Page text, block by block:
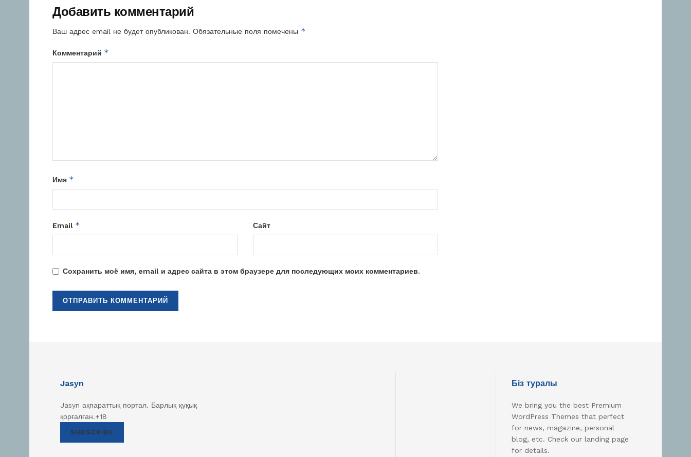
Добавить комментарий
Ваш адрес email не будет опубликован. Обязательные поля помечены *
Комментарий *
Имя *
Email * Сайт
Сохранить моё имя, email и адрес сайта в этом браузере для последующих моих комментариев.
Jasyn
Jasyn ақпараттық портал. Барлық қүқық
қорғалған.+18
SUBSCRIBE
Біз туралы
We bring you the best Premium
WordPress Themes that perfect
for news, magazine, personal
blog, etc. Check our landing page
for details.